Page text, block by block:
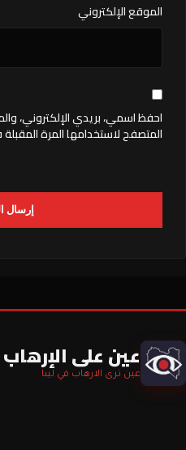
الموقع الإلكتروني
احفظ اسمي، بريدي الإلكتروني،
المتصفح لاستخدامها المرة
عين على الإرهاب
عين ترى الارهاب في ليبا